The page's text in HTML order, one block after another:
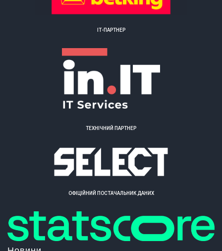
ІТ-ПАРТНЕР
ТЕХНІЧНИЙ ПАРТНЕР
ОФІЦІЙНИЙ ПОСТАЧАЛЬНИК ДАНИХ